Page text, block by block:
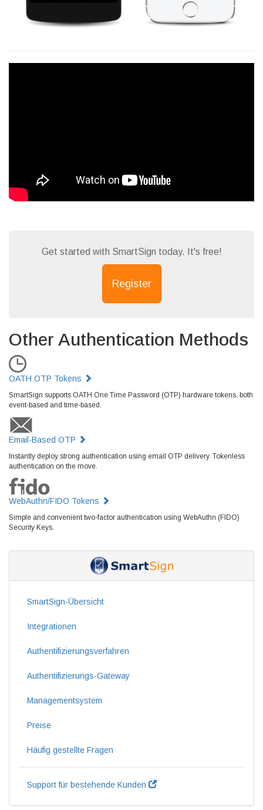
Get started with SmartSign today. It's free!
Register
Other Authentication Methods
OATH OTP Tokens
SmartSign supports OATH One Time Password (OTP) hardware tokens, both
event-based and time-based.
Email-Based OTP
Instantly deploy strong authentication using email OTP delivery. Tokenless
authentication on the move.
WebAuthn/FIDO Tokens
Simple and convenient two-factor authentication using WebAuthn (FIDO)
Security Keys.
SmartSign-Übersicht
Integrationen
Authentifizierungsverfahren
Authentifizierungs-Gateway
Managementsystem
Preise
Häufig gestellte Fragen
Support für bestehende Kunden